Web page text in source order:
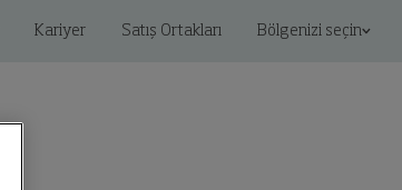
Kariyer Satış Ortakları Bölgenizi seçin